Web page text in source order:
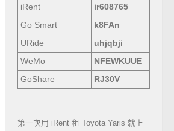
iRent
ir608765
Go Smart
k8FAn
URide
uhjqbji
WeMo
NFEWKUUE
GoShare
RJ30V
第一次用 iRent 租 Toyota Yaris 就上